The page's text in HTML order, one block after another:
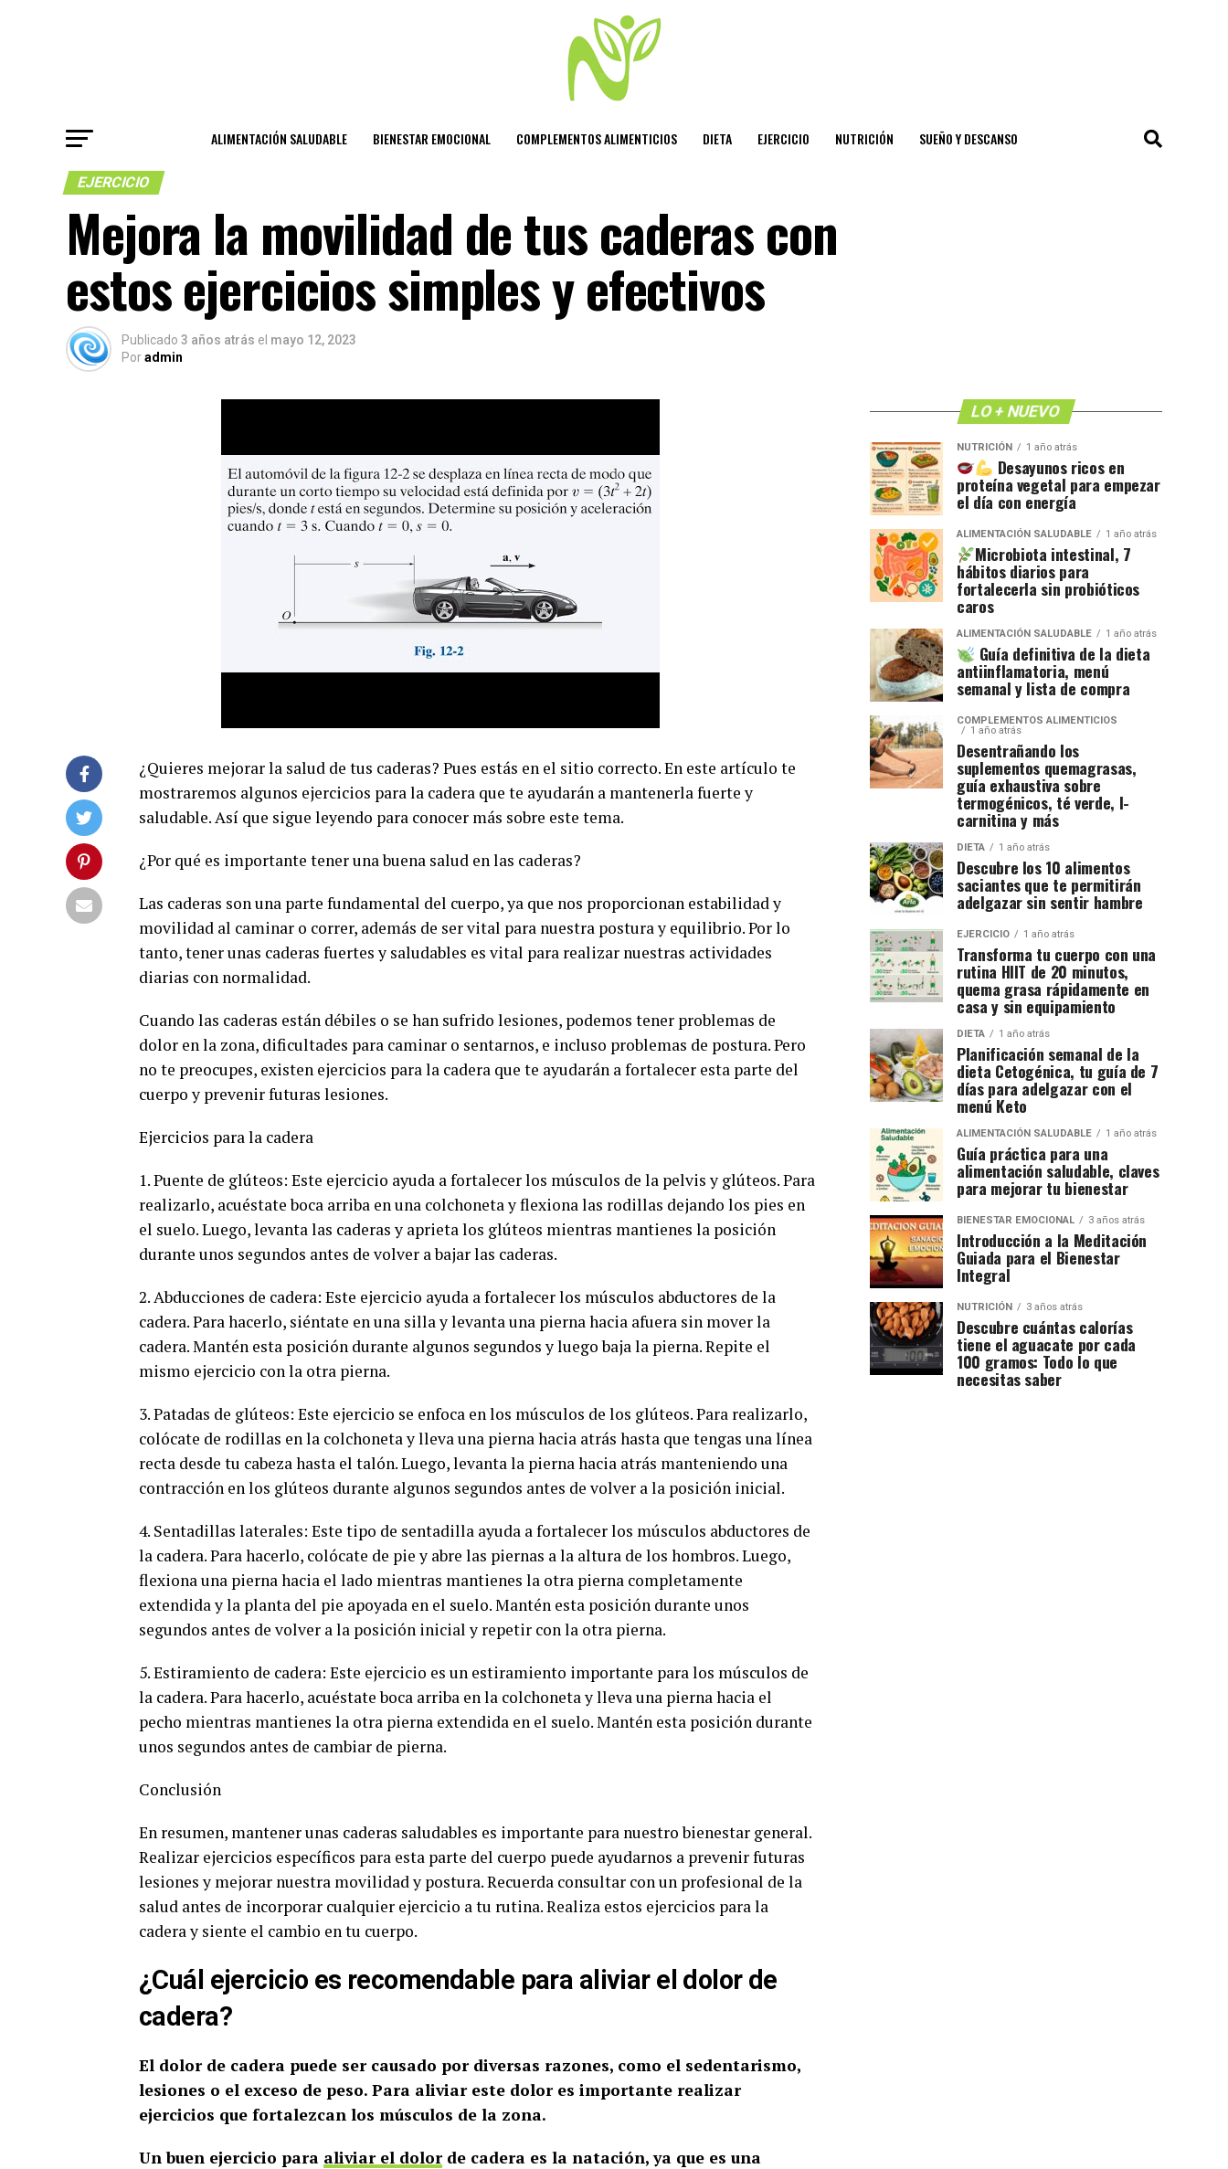
ALIMENTACIÓN SALUDABLE BIENESTAR EMOCIONAL COMPLEMENTOS ALIMENTICIOS DIETA EJERCICIO NUTRICIÓN SUEÑO Y DESCANSO
EJERCICIO
Mejora la movilidad de tus caderas con
estos ejercicios simples y efectivos
Publicado 3 años atrás el mayo 12, 2023
Poradmin
¿Quieres mejorar la salud de tus caderas? Pues estás en el sitio correcto. En este artículo te
mostraremos algunos ejercicios para la cadera que te ayudarán a mantenerla fuerte y
saludable. Así que sigue leyendo para conocer más sobre este tema.
¿Por qué es importante tener una buena salud en las caderas?
Las caderas son una parte fundamental del cuerpo, ya que nos proporcionan estabilidad y
movilidad al caminar o correr, además de ser vital para nuestra postura y equilibrio. Por lo
tanto, tener unas caderas fuertes y saludables es vital para realizar nuestras actividades
diarias con normalidad.
Cuando las caderas están débiles o se han sufrido lesiones, podemos tener problemas de
dolor en la zona, dificultades para caminar o sentarnos, e incluso problemas de postura. Pero
no te preocupes, existen ejercicios para la cadera que te ayudarán a fortalecer esta parte del
cuerpo y prevenir futuras lesiones.
Ejercicios para la cadera
1. Puente de glúteos: Este ejercicio ayuda a fortalecer los músculos de la pelvis y glúteos. Para
realizarlo, acuéstate boca arriba en una colchoneta y flexiona las rodillas dejando los pies en
el suelo. Luego, levanta las caderas y aprieta los glúteos mientras mantienes la posición
durante unos segundos antes de volver a bajar las caderas.
2. Abducciones de cadera: Este ejercicio ayuda a fortalecer los músculos abductores de la
cadera. Para hacerlo, siéntate en una silla y levanta una pierna hacia afuera sin mover la
cadera. Mantén esta posición durante algunos segundos y luego baja la pierna. Repite el
mismo ejercicio con la otra pierna.
3. Patadas de glúteos: Este ejercicio se enfoca en los músculos de los glúteos. Para realizarlo,
colócate de rodillas en la colchoneta y lleva una pierna hacia atrás hasta que tengas una línea
recta desde tu cabeza hasta el talón. Luego, levanta la pierna hacia atrás manteniendo una
contracción en los glúteos durante algunos segundos antes de volver a la posición inicial.
4. Sentadillas laterales: Este tipo de sentadilla ayuda a fortalecer los músculos abductores de
la cadera. Para hacerlo, colócate de pie y abre las piernas a la altura de los hombros. Luego,
flexiona una pierna hacia el lado mientras mantienes la otra pierna completamente
extendida y la planta del pie apoyada en el suelo. Mantén esta posición durante unos
segundos antes de volver a la posición inicial y repetir con la otra pierna.
5. Estiramiento de cadera: Este ejercicio es un estiramiento importante para los músculos de
la cadera. Para hacerlo, acuéstate boca arriba en la colchoneta y lleva una pierna hacia el
pecho mientras mantienes la otra pierna extendida en el suelo. Mantén esta posición durante
unos segundos antes de cambiar de pierna.
Conclusión
En resumen, mantener unas caderas saludables es importante para nuestro bienestar general.
Realizar ejercicios específicos para esta parte del cuerpo puede ayudarnos a prevenir futuras
lesiones y mejorar nuestra movilidad y postura. Recuerda consultar con un profesional de la
salud antes de incorporar cualquier ejercicio a tu rutina. Realiza estos ejercicios para la
cadera y siente el cambio en tu cuerpo.
¿Cuál ejercicio es recomendable para aliviar el dolor de
cadera?
El dolor de cadera puede ser causado por diversas razones, como el sedentarismo,
lesiones o el exceso de peso. Para aliviar este dolor es importante realizar
ejercicios que fortalezcan los músculos de la zona.
Un buen ejercicio para aliviar el dolorde cadera es la natación, ya que es una
LO + NUEVO
NUTRICIÓN 1 año atrás
Desayunos ricos en
proteína vegetal para empezar
el día con energía
ALIMENTACIÓN SALUDABLE 1 año atrás
Microbiota intestinal, 7
hábitos diarios para
fortalecerla sin probióticos
caros
ALIMENTACIÓN SALUDABLE 1 año atrás
Guía definitiva de la dieta
antiinflamatoria, menú
semanal y lista de compra
COMPLEMENTOS ALIMENTICIOS
1 año atrás
Desentrañando los
suplementos quemagrasas,
guía exhaustiva sobre
termogénicos, té verde, l-
carnitina y más
DIETA 1 año atrás
Descubre los 10 alimentos
saciantes que te permitirán
adelgazar sin sentir hambre
EJERCICIO 1 año atrás
Transforma tu cuerpo con una
rutina HIIT de 20 minutos,
quema grasa rápidamente en
casa y sin equipamiento
DIETA 1 año atrás
Planificación semanal de la
dieta Cetogénica, tu guía de 7
días para adelgazar con el
menú Keto
ALIMENTACIÓN SALUDABLE 1 año atrás
Guía práctica para una
alimentación saludable, claves
para mejorar tu bienestar
BIENESTAR EMOCIONAL 3 años atrás
Introducción a la Meditación
Guiada para el Bienestar
Integral
NUTRICIÓN 3 años atrás
Descubre cuántas calorías
tiene el aguacate por cada
100 gramos: Todo lo que
necesitas saber